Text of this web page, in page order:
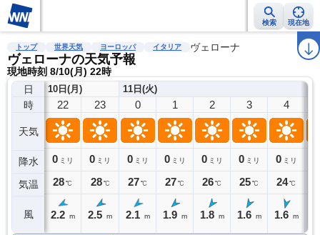
検索 現在地
雨雲レーダー 台風情報 地震情報 警報・注意報 ラ
トップ 世界天気 ヨーロッパ イタリア ヴェローナ
ヴェローナの天気予報
現地時刻 8/10(月) 22時
日
時
天気
降水
気温
風
10日(月)
22
0 ミリ
28℃
2.2 m
23
0 ミリ
28 ℃
2.5 m
11日(火)
0
0 ミリ
27℃
2.1 m
1
0 ミリ
27℃
1.9 m
2
0 ミリ
26℃
1.8 m
3
0 ミリ
25℃
1.6 m
4
0 ミリ
24℃
1.6 m